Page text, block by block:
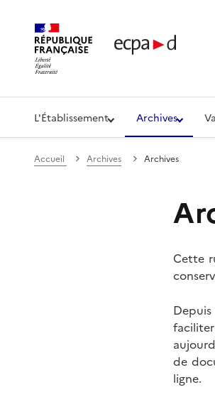
Établissement de communication
L'Établissement Archives
Accueil Archives Archives
Cette
de
ligne.